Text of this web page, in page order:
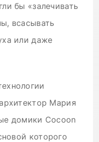
бы «залечивать
всасывать
или даже
Мария
домики Cocoon
которого